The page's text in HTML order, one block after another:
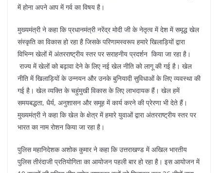
में होना अपने आप में गर्व का विषय है।
मुख्यमंत्री ने कहा कि प्रधानमंत्री नरेंद्र मोदी जी के नेतृत्व में देश में समृद्ध खेल
संस्कृति का विकास हो रहा है जिसके परिणामस्वरूप हमारे खिलाड़ियों द्वारा
विभिन्न खेलों में अंतरराष्ट्रीय स्तर पर सराहनीय प्रदर्शन किया जा रहा है।
राज्य में खेलों को बढ़ावा देने के लिए नई खेल नीति को लागू की गई है। खेल
नीति में खिलाड़ियों के उन्नयन और उनके बुनियादी सुविधाओं के लिए व्यवस्था की
गई है। खेल व्यक्ति के चहुंमुखी विकास के लिए लाभदायक हैं। खेल हमें
समयबद्धता, धैर्य, अनुशासन और समूह में कार्य करने की प्रेरणा भी देते हैं।
मुख्यमंत्री ने कहा कि खेल के क्षेत्र में हमारे युवाओं द्वारा अंतरराष्ट्रीय स्तर पर
भारत का नाम रोशन किया जा रहा है।
पुलिस महानिदेशक अशोक कुमार ने कहा कि उत्तराखण्ड में अखिल भारतीय
पुलिस तीरंदाजी प्रतियोगिता का आयोजन पहली बार हो रहा है। इस आयोजन में